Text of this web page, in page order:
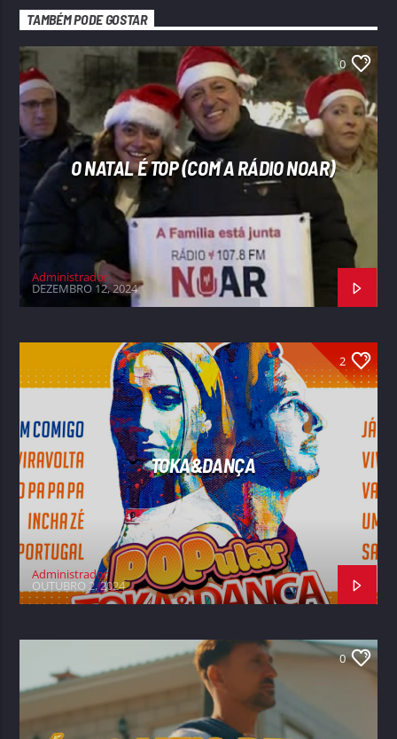
TAMBÉM PODE GOSTAR
0
O NATAL É TOP (COM A RÁDIO NOAR)
Administrador
DEZEMBRO 12, 2024
2
TOKA&DANÇA
Administrador
OUTUBRO 2, 2024
0